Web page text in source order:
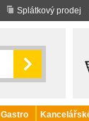
Splátkový prodej
Gastro